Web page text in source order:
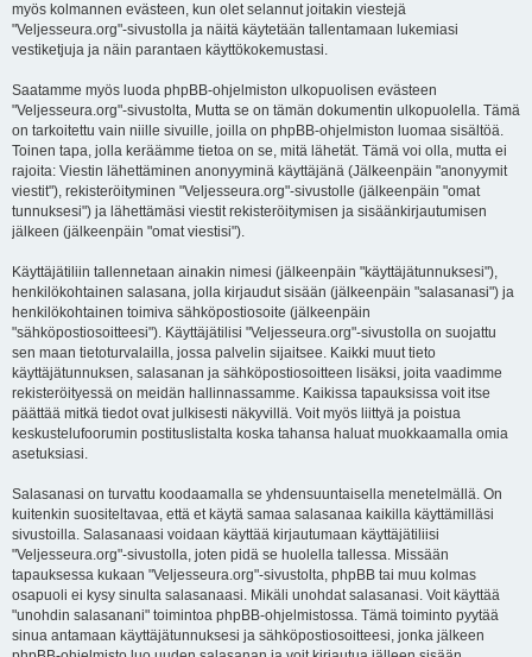
myös kolmannen evästeen, kun olet selannut joitakin viestejä
"Veljesseura.org"-sivustolla ja näitä käytetään tallentamaan lukemiasi
vestiketjuja ja näin parantaen käyttökokemustasi.
Saatamme myös luoda phpBB-ohjelmiston ulkopuolisen evästeen
"Veljesseura.org"-sivustolta, Mutta se on tämän dokumentin ulkopuolella. Tämä
on tarkoitettu vain niille sivuille, joilla on phpBB-ohjelmiston luomaa sisältöä.
Toinen tapa, jolla keräämme tietoa on se, mitä lähetät. Tämä voi olla, mutta ei
rajoita: Viestin lähettäminen anonyyminä käyttäjänä (Jälkeenpäin "anonyymit
viestit"), rekisteröityminen "Veljesseura.org"-sivustolle (jälkeenpäin "omat
tunnuksesi") ja lähettämäsi viestit rekisteröitymisen ja sisäänkirjautumisen
jälkeen (jälkeenpäin "omat viestisi").
Käyttäjätiliin tallennetaan ainakin nimesi (jälkeenpäin "käyttäjätunnuksesi"),
henkilökohtainen salasana, jolla kirjaudut sisään (jälkeenpäin "salasanasi") ja
henkilökohtainen toimiva sähköpostiosoite (jälkeenpäin
"sähköpostiosoitteesi"). Käyttäjätilisi "Veljesseura.org"-sivustolla on suojattu
sen maan tietoturvalailla, jossa palvelin sijaitsee. Kaikki muut tieto
käyttäjätunnuksen, salasanan ja sähköpostiosoitteen lisäksi, joita vaadimme
rekisteröityessä on meidän hallinnassamme. Kaikissa tapauksissa voit itse
päättää mitkä tiedot ovat julkisesti näkyvillä. Voit myös liittyä ja poistua
keskustelufoorumin postituslistalta koska tahansa haluat muokkaamalla omia
asetuksiasi.
Salasanasi on turvattu koodaamalla se yhdensuuntaisella menetelmällä. On
kuitenkin suositeltavaa, että et käytä samaa salasanaa kaikilla käyttämilläsi
sivustoilla. Salasanaasi voidaan käyttää kirjautumaan käyttäjätiliisi
"Veljesseura.org"-sivustolla, joten pidä se huolella tallessa. Missään
tapauksessa kukaan "Veljesseura.org"-sivustolta, phpBB tai muu kolmas
osapuoli ei kysy sinulta salasanaasi. Mikäli unohdat salasanasi. Voit käyttää
"unohdin salasanani" toimintoa phpBB-ohjelmistossa. Tämä toiminto pyytää
sinua antamaan käyttäjätunnuksesi ja sähköpostiosoitteesi, jonka jälkeen